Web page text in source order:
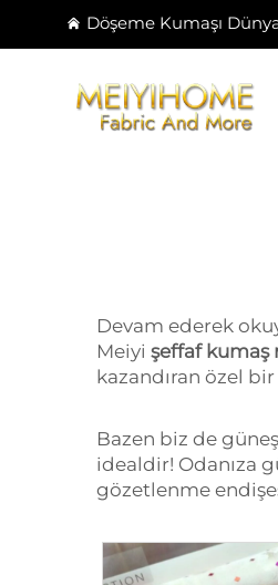
Döşeme Kumaşı
Devam ederek
Meiyi şeffaf kumaş
kazandıran özel bir
Bazen biz de
idealdir! Odanıza
gözetlenme